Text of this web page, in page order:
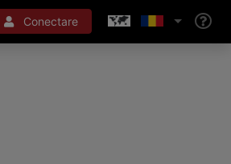
Conectare